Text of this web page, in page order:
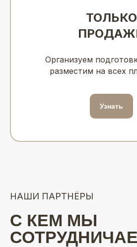
ТОЛЬКО
Организуем
разместим на всех
Узнать
С КЕМ МЫ
НАШИ ПАРТНЁРЫ